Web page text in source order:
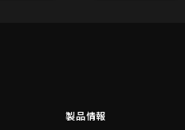
製品情報